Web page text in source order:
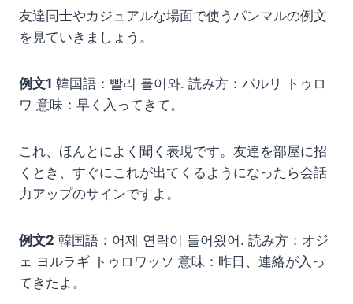
友達同士やカジュアルな場面で使うパンマルの例文
を見ていきましょう。
例文1 韓国語：빨리 들어와. 読み方：パルリ トゥロ
ワ 意味：早く入ってきて。
これ、ほんとによく聞く表現です。友達を部屋に招
くとき、すぐにこれが出てくるようになったら会話
力アップのサインですよ。
例文2 韓国語：어제 연락이 들어왔어. 読み方：オジ
ェ ヨルラギ トゥロワッソ 意味：昨日、連絡が入っ
てきたよ。